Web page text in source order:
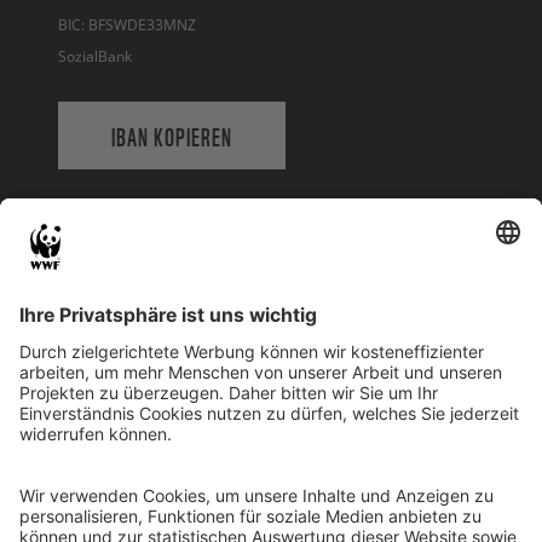
Februar. Sie listet alle Ihre Spenden des
Vorjahres auf.
BIC: BFSWDE33MNZ
SozialBank
IBAN KOPIEREN
WWF Deutschland
Reinhardtstr. 18
10117 Berlin
Tel.: 030-311 777 700
Ihre Spende kann steuerlich geltend gemacht werden
Registriert als Stiftung WWF Deutschland, Senatsverwaltung für
Justiz Berlin, Az: 3416/976/2